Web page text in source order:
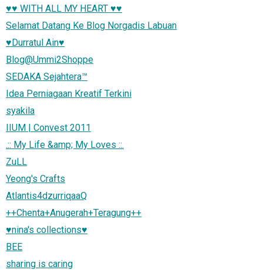
♥♥ WITH ALL MY HEART ♥♥
Selamat Datang Ke Blog Norgadis Labuan
♥Durratul Ain♥
Blog@Ummi2Shoppe
SEDAKA Sejahtera™
Idea Perniagaan Kreatif Terkini
syakila
IIUM | Convest 2011
.:: My Life &amp; My Loves ::.
ZuLL
Yeong's Crafts
Atlantis4dzurriqaaQ
++Chenta+Anugerah+Teragung++
♥nina's collections♥
BEE
sharing is caring